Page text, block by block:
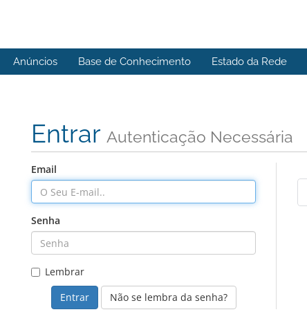
Anúncios Base de Conhecimento Estado da Rede
Entrar Autenticação Necessária
Email
Senha
Lembrar
Não se lembra da senha?